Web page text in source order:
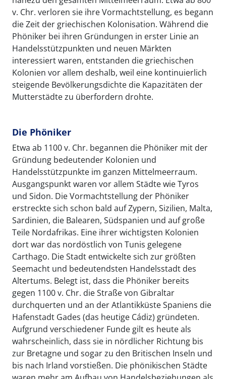
v. Chr. verloren sie ihre Vormachtstellung, es begann
die Zeit der griechischen Kolonisation. Während die
Phöniker bei ihren Gründungen in erster Linie an
Handelsstützpunkten und neuen Märkten
interessiert waren, entstanden die griechischen
Kolonien vor allem deshalb, weil eine kontinuierlich
steigende Bevölkerungsdichte die Kapazitäten der
Mutterstädte zu überfordern drohte.
Die Phöniker
Etwa ab 1100 v. Chr. begannen die Phöniker mit der
Gründung bedeutender Kolonien und
Handelsstützpunkte im ganzen Mittelmeerraum.
Ausgangspunkt waren vor allem Städte wie Tyros
und Sidon. Die Vormachtstellung der Phöniker
erstreckte sich schon bald auf Zypern, Sizilien, Malta,
Sardinien, die Balearen, Südspanien und auf große
Teile Nordafrikas. Eine ihrer wichtigsten Kolonien
dort war das nordöstlich von Tunis gelegene
Carthago. Die Stadt entwickelte sich zur größten
Seemacht und bedeutendsten Handelsstadt des
Altertums. Belegt ist, dass die Phöniker bereits
gegen 1100 v. Chr. die Straße von Gibraltar
durchquerten und an der Atlantikküste Spaniens die
Hafenstadt Gades (das heutige Cádiz) gründeten.
Aufgrund verschiedener Funde gilt es heute als
wahrscheinlich, dass sie in nördlicher Richtung bis
zur Bretagne und sogar zu den Britischen Inseln und
bis nach Irland vorstießen. Die phönikischen Städte